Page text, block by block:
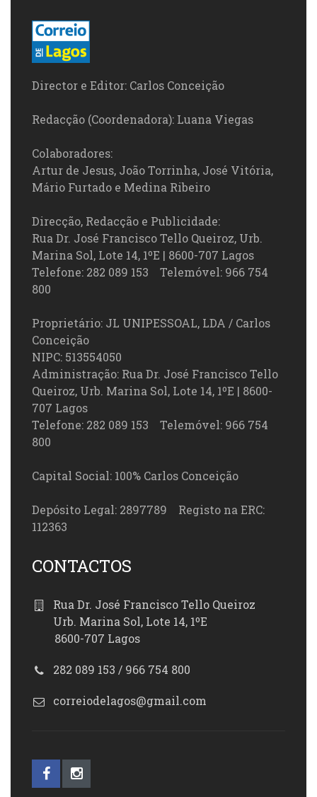
Director e Editor: Carlos Conceição
Redacção (Coordenadora): Luana Viegas
Colaboradores:
Artur de Jesus, João Torrinha, José Vitória,
Mário Furtado e Medina Ribeiro
Direcção, Redacção e Publicidade:
Rua Dr. José Francisco Tello Queiroz, Urb.
Marina Sol, Lote 14, 1ºE | 8600-707 Lagos
Telefone: 282 089 153 Telemóvel: 966 754
800
Proprietário: JL UNIPESSOAL, LDA / Carlos
Conceição
NIPC: 513554050
Administração: Rua Dr. José Francisco Tello
Queiroz, Urb. Marina Sol, Lote 14, 1ºE | 8600-
707 Lagos
Telefone: 282 089 153 Telemóvel: 966 754
800
Capital Social: 100% Carlos Conceição
Depósito Legal: 2897789 Registo na ERC:
112363
CONTACTOS
Rua Dr. José Francisco Tello Queiroz
Urb. Marina Sol, Lote 14, 1ºE
8600-707 Lagos
282 089 153 / 966 754 800
correiodelagos@gmail.com